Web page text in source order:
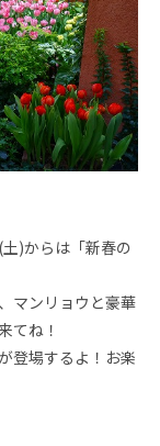
)からは「新春の
マンリョウと豪華
てね！
登場するよ！お楽